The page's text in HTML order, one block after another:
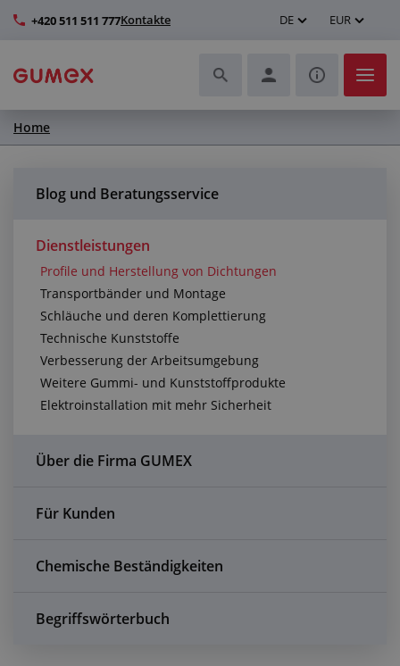
+420 511 511 777Kontakte DE EUR
Schläuche und deren Komplettierung
Transportbänder und Montage
Verbesserung der Arbeitsumgebung
Weitere Gummi- und Kunststoffprodukte
Anfragezentrum
Alles über den Einkauf
Über uns
Home
Blog und Beratungsservice
Dienstleistungen
Profile und Herstellung von Dichtungen
Transportbänder und Montage
Schläuche und deren Komplettierung
Technische Kunststoffe
Verbesserung der Arbeitsumgebung
Weitere Gummi- und Kunststoffprodukte
Elektroinstallation mit mehr Sicherheit
Über die Firma GUMEX
Für Kunden
Chemische Beständigkeiten
Begriffswörterbuch